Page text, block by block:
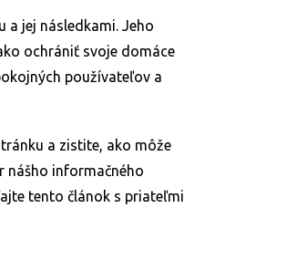
a jej následkami. Jeho
ochrániť svoje domáce
používateľov a
a zistite, ako môže
nášho informačného
tento článok s priateľmi